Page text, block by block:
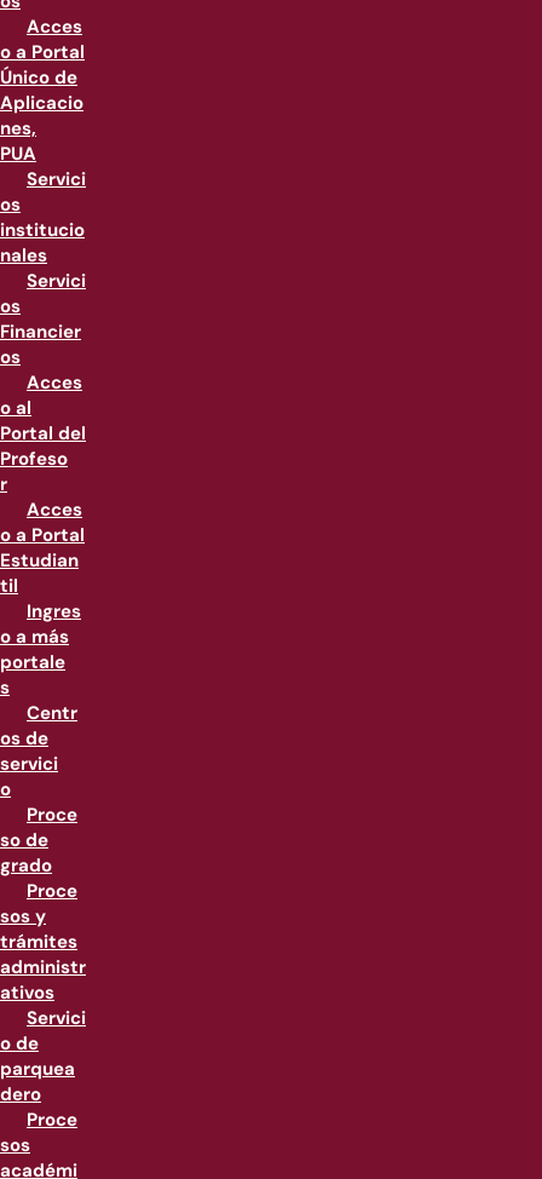
Acces
o a Portal
Único de
Aplicacio
nes,
PUA
Servici
os
institucio
nales
Servici
os
Financier
os
Acces
o al
Portal del
Profeso
r
Acces
o a Portal
Estudian
til
Ingres
o a más
portale
s
Centr
os de
servici
o
Proce
so de
grado
Proce
sos y
trámites
administr
ativos
Servici
o de
parquea
dero
Proce
sos
académi